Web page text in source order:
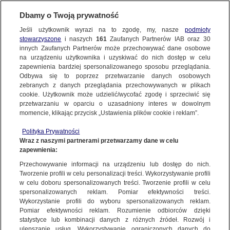
FAKTY | ZOBACZ FAKTY
Polski szpital przoduje w leczeniu raka trzustki. Lekarzom pomaga robot
NAJNOWSZE
ZOBACZ FAKTY
FAKTY PO FAKTACH
FAKTY O ŚWIECIE
WIĘCEJ
KANAŁY
Dzień dobry!
Jedno konto do wszystkich usług
Dbamy o Twoją prywatność
Jeśli użytkownik wyrazi na to zgodę, my, nasze podmioty
stowarzyszone i naszych 161Zaufanych Partnerów IAB oraz 30
innych Zaufanych Partnerów może przechowywać dane osobowe
na urządzeniu użytkownika i uzyskiwać do nich dostęp w celu
zapewnienia bardziej spersonalizowanego sposobu przeglądania.
Odbywa się to poprzez przetwarzanie danych osobowych
zebranych z danych przeglądania przechowywanych w plikach
cookie. Użytkownik może udzielić/wycofać zgodę i sprzeciwić się
przetwarzaniu w oparciu o uzasadniony interes w dowolnym
momencie, klikając przycisk „Ustawienia plików cookie i reklam”.
Polityka Prywatności
Wraz z naszymi partnerami przetwarzamy dane w celu
zapewnienia:
Przechowywanie informacji na urządzeniu lub dostęp do nich.
Tworzenie profili w celu personalizacji treści. Wykorzystywanie profili
w celu doboru spersonalizowanych treści. Tworzenie profili w celu
spersonalizowanych reklam. Pomiar efektywności treści.
Wykorzystanie profili do wyboru spersonalizowanych reklam.
Pomiar efektywności reklam. Rozumienie odbiorców dzięki
statystyce lub kombinacji danych z różnych źródeł. Rozwój i